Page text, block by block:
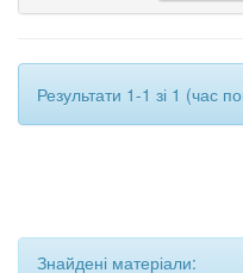
Результати 1-1 зі 1 (час
Знайдені матеріали: